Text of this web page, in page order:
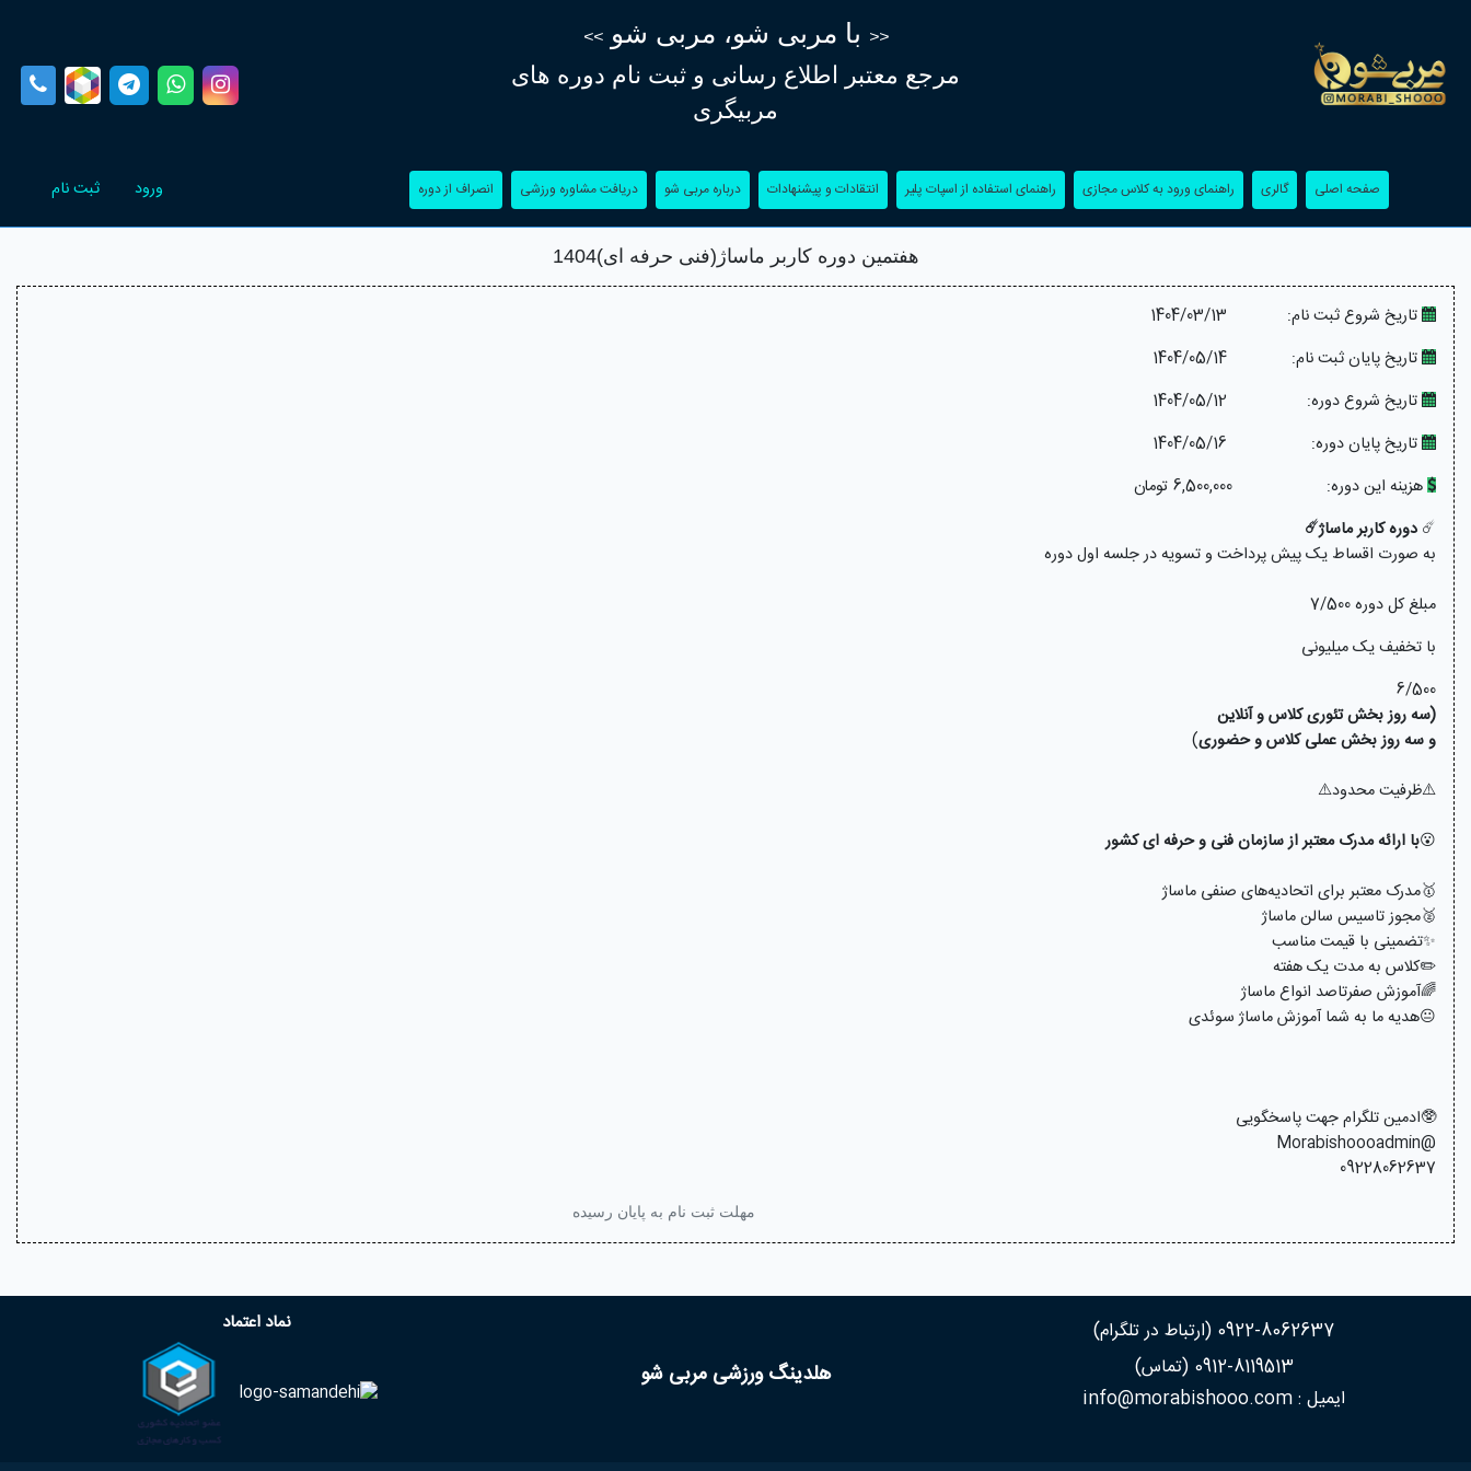
<< با مربی شو، مربی شو>>
مرجع معتبر اطلاع‌ رسانی و ثبت نام دوره های
مربیگری
صفحه اصلی گالری
(current) راهنمای ورود به کلاس مجازی
(current) راهنمای استفاده از اسپات پلیر انتقادات و پیشنهادات
(current) درباره مربی شو دریافت مشاوره ورزشی انصراف از دوره ورود ثبت نام
(current)
هفتمین دوره کاربر ماساژ(فنی حرفه ای)1404
تاریخ شروع ثبت نام:
تاریخ پایان ثبت نام:
تاریخ شروع دوره:
تاریخ پایان دوره:
هزینه این دوره:
☄️ دوره کاربر ماساژ☄️
به صورت اقساط یک پیش پرداخت و تسویه در جلسه اول دوره
مبلغ کل دوره 7/500
با تخفیف یک میلیونی
6/500
(سه روز بخش تئوری کلاس و آنلاین
و سه روز بخش عملی کلاس و حضوری)
⚠️ظرفیت محدود⚠️
😮با ارائه مدرک معتبر از سازمان فنی و حرفه ای کشور
🥇مدرک معتبر برای اتحادیه‌های صنفی ماساژ
🥈مجوز تاسیس سالن ماساژ
✨تضمینی با قیمت مناسب
✏️کلاس به مدت یک هفته
🌈آموزش صفرتاصد انواع ماساژ
😐هدیه ما به شما آموزش ماساژ سوئدی
🥸ادمین تلگرام جهت پاسخگویی
@Morabishoooadmin
09228062637
مهلت ثبت نام به پایان رسیده
0922-8062637 (ارتباط در تلگرام)
0912-8119513 (تماس)
ایمیل : info@morabishooo.com
هلدینگ ورزشی مربی شو
نماد اعتماد